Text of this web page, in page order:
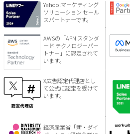
Yahoo!マーケティング
ソリューション セール
スパートナーです。
AWSの「APN スタンダ
ード テクノロジーパー
トナー」に認定されて
います。
X広告認定代理店とし
て公式に認定を受けて
います。
経済産業省「新・ダイ